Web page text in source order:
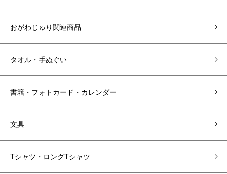
おがわじゅり関連商品
タオル・手ぬぐい
書籍・フォトカード・カレンダー
文具
Tシャツ・ロングTシャツ